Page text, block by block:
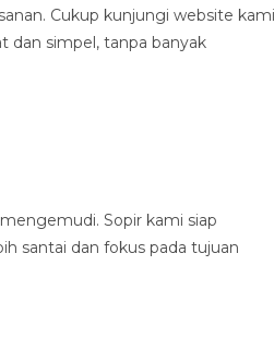
Cukup kunjungi website
dan simpel, tanpa banyak
Sopir kami siap
santai dan fokus pada tujuan